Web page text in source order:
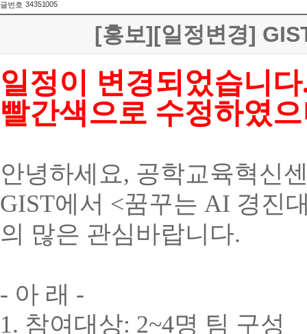
글번호 34351005
[홍보][일정변경]
일정이 변경되었습니
빨간색으로 수정하였
안녕하세요, 공학교육혁신
GIST에서 <꿈꾸는 AI 경진
의 많은 관심바랍니다.
- 아 래 -
1. 참여대상: 2~4명 팀 구성